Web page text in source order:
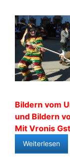
Bildern vom
und Bildern
Mit Vronis
Weiterlesen